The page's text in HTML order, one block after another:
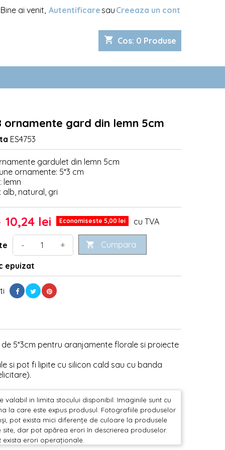
Bine ai venit, Autentificare sau Creeaza un cont
shopping_cart Cos: 0 Produse
ornamente gard din lemn 5cm
ES4753
gardulet din lemn 5cm
ornamente: 5*3 cm
lemn
alb, natural, gri
10,24 lei Economiseste 5,00 lei cu TVA
- +  Cumpara
epuizat
5*3cm pentru aranjamente florale si proiecte
si pot fi lipite cu silicon cald sau cu banda
valabil in limita stocului disponibil. Imaginile sunt cu
la care este expus produsul. Fotografiile produselor
pot exista mici diferențe de culoare la produsele
dar pot apărea erori în descrierea produselor.
erori operaționale.